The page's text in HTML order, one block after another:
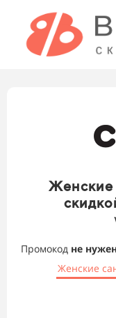
Женские
Промокод не
Женские